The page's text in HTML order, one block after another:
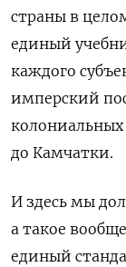
страны в
единый
каждого
имперский
до Камчатки.
И здесь мы
а такое
единый